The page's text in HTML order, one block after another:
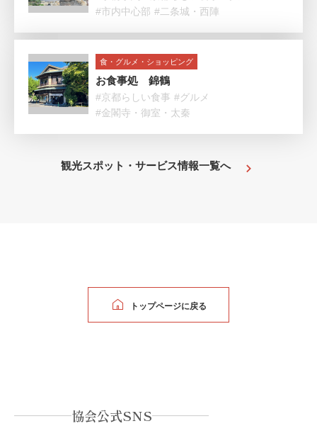
#市内中心部 #二条城・西陣
食・グルメ・ショッピング
お食事処 錦鶴
#京都らしい食事 #グルメ
#金閣寺・御室・太秦
観光スポット・サービス情報一覧へ
トップページに戻る
協会公式SNS